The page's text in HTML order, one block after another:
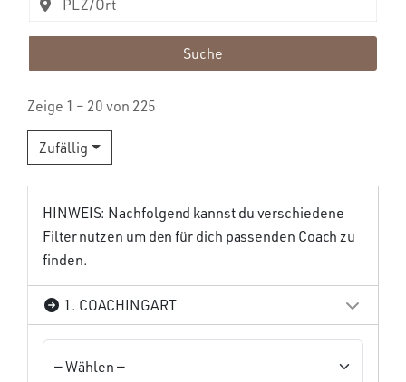
Suche
Zeige 1 – 20 von 225
Zufällig
HINWEIS: Nachfolgend kannst du verschiedene
Filter nutzen um den für dich passenden Coach zu
finden.
1. COACHINGART